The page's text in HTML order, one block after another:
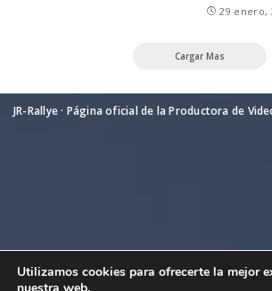
29 enero,
Cargar Mas
JR-Rallye · Página oficial de la Productora de
Utilizamos cookies para ofrecerte la mejor